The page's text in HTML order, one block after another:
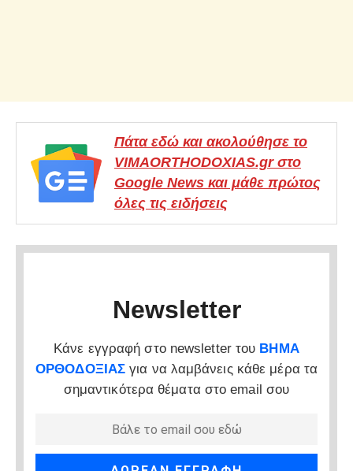
Πάτα εδώ και ακολούθησε το
VIMAORTHODOXIAS.gr στο
Google News και μάθε πρώτος
όλες τις ειδήσεις
Newsletter
Κάνε εγγραφή στο newsletter του ΒΗΜΑ
ΟΡΘΟΔΟΞΙΑΣ για να λαμβάνεις κάθε μέρα τα
σημαντικότερα θέματα στο email σου